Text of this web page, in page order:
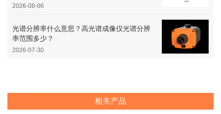
2026-08-06
光谱分辨率什么意思？高光谱成像仪光谱分辨
率范围多少？
2026-07-30
相关产品